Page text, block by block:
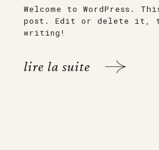
Welcome to WordPress.
post. Edit or delete it,
writing!
lire la suite